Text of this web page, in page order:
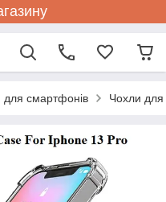
для смартфонів Чохли